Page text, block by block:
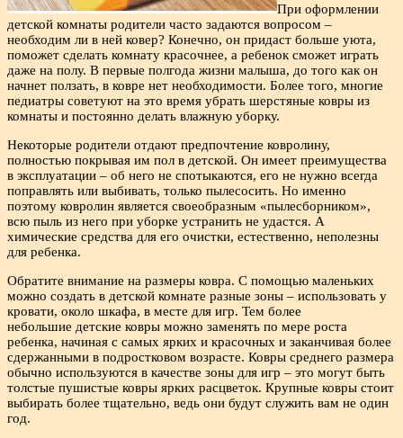
При оформлении
детской комнаты родители часто задаются вопросом –
необходим ли в ней ковер? Конечно, он придаст больше уюта,
поможет сделать комнату красочнее, а ребенок сможет играть
даже на полу. В первые полгода жизни малыша, до того как он
начнет ползать, в ковре нет необходимости. Более того, многие
педиатры советуют на это время убрать шерстяные ковры из
комнаты и постоянно делать влажную уборку.
Некоторые родители отдают предпочтение ковролину,
полностью покрывая им пол в детской. Он имеет преимущества
в эксплуатации – об него не спотыкаются, его не нужно всегда
поправлять или выбивать, только пылесосить. Но именно
поэтому ковролин является своеобразным «пылесборником»,
всю пыль из него при уборке устранить не удастся. А
химические средства для его очистки, естественно, неполезны
для ребенка.
Обратите внимание на размеры ковра. С помощью маленьких
можно создать в детской комнате разные зоны – использовать у
кровати, около шкафа, в месте для игр. Тем более
небольшие детские ковры можно заменять по мере роста
ребенка, начиная с самых ярких и красочных и заканчивая более
сдержанными в подростковом возрасте. Ковры среднего размера
обычно используются в качестве зоны для игр – это могут быть
толстые пушистые ковры ярких расцветок. Крупные ковры стоит
выбирать более тщательно, ведь они будут служить вам не один
год.